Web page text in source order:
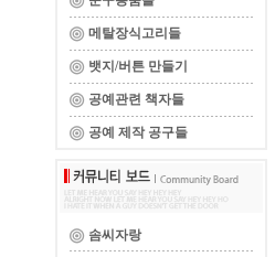
메탈장식고리들
뱃지/버튼 만들기
공예관련 책자들
공예 제작 공구들
솜씨자랑